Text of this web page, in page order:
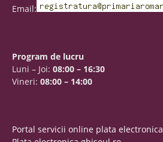
Email:
Program de lucru
Luni – Joi: 08:00 – 16:30
Vineri: 08:00 – 14:00
Portal servicii online plata electronica